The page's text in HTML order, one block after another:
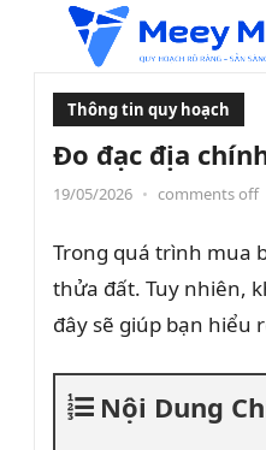
Thông tin quy hoạch
Đo đạc địa
19/05/2026 • comments off
Trong quá trình mua
thửa đất. Tuy nhiên,
đây sẽ giúp bạn hiểu
Nội Dung